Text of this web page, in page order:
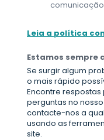
Leia a política
Estamos sempre
Se surgir algum
o mais rápido
Encontre respostas
perguntas no nosso
contacte-nos a
usando as
site.